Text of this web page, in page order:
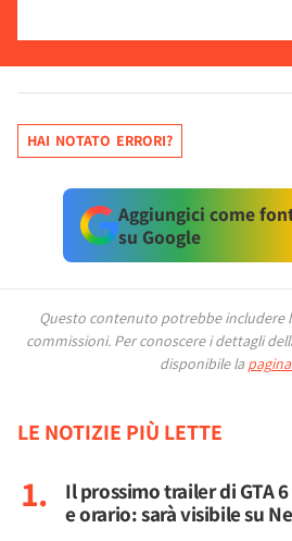
HAI NOTATO ERRORI?
Aggiungici come
su Google
Questo contenuto potrebbe includere
commissioni. Per conoscere i dettagli
disponibile la
LE NOTIZIE PIÙ LETTE
Il prossimo trailer di GTA
e orario: sarà visibile su